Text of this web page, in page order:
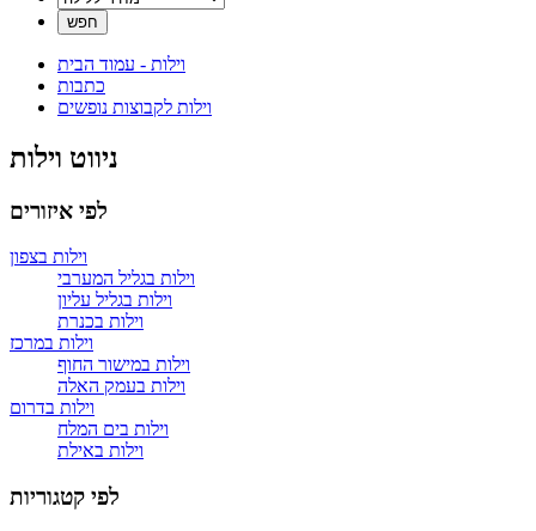
וילות - עמוד הבית
כתבות
וילות לקבוצות נופשים
ניווט וילות
לפי איזורים
וילות בצפון
וילות בגליל המערבי
וילות בגליל עליון
וילות בכנרת
וילות במרכז
וילות במישור החוף
וילות בעמק האלה
וילות בדרום
וילות בים המלח
וילות באילת
לפי קטגוריות